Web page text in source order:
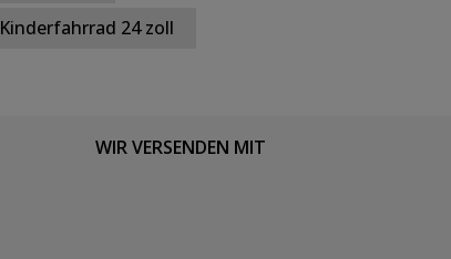
Kinderfahrrad 24 zoll
WIR VERSENDEN MIT